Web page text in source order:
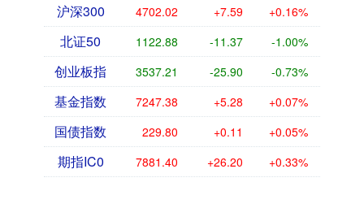
沪深300 4702.02 +7.59 +0.16%
北证50 1122.88 -11.37 -1.00%
创业板指 3537.21 -25.90 -0.73%
基金指数 7247.38 +5.28 +0.07%
国债指数 229.80 +0.11 +0.05%
期指IC0 7881.40 +26.20 +0.33%